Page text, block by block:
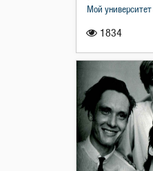
1834
Мой университет